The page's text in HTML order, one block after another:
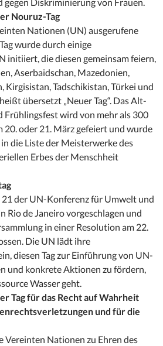
gegen Diskriminierung von Frauen.
Nouruz-Tag
Nationen (UN) ausgerufene
wurde durch einige
initiiert, die diesen gemeinsam feiern,
Aserbaidschan, Mazedonien,
Kirgisistan, Tadschikistan, Türkei und
übersetzt „Neuer Tag“. Das Alt-
Frühlingsfest wird von mehr als 300
20. oder 21. März gefeiert und wurde
die Liste der Meisterwerke des
Erbes der Menschheit
21 der UN-Konferenz für Umwelt und
Rio de Janeiro vorgeschlagen und
in einer Resolution am 22.
Die UN lädt ihre
diesen Tag zur Einführung von UN-
und konkrete Aktionen zu fördern,
Wasser geht.
Tag für das Recht auf Wahrheit
und für die
Vereinten Nationen zu Ehren des